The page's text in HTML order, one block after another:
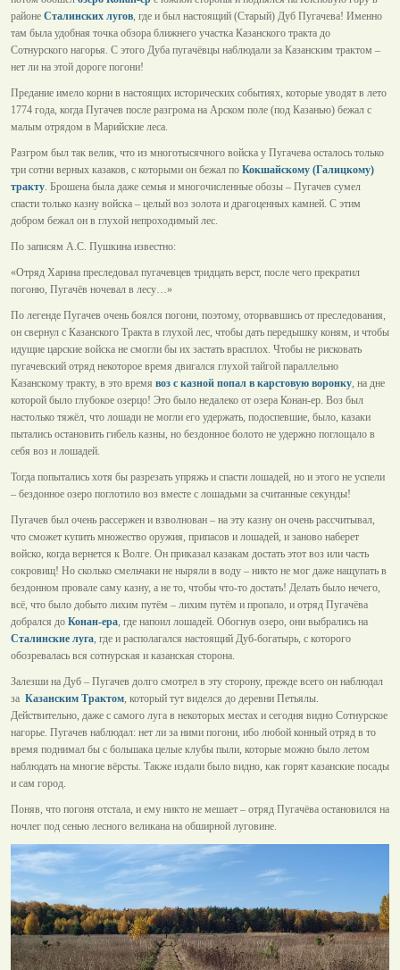
районе Сталинских лугов, где и был настоящий (Старый) Дуб Пугачева! Именно
там была удобная точка обзора ближнего участка Казанского тракта до
Сотнурского нагорья. С этого Дуба пугачёвцы наблюдали за Казанским трактом –
нет ли на этой дороге погони!
Предание имело корни в настоящих исторических событиях, которые уводят в лето
1774 года, когда Пугачев после разгрома на Арском поле (под Казанью) бежал с
малым отрядом в Марийские леса.
Разгром был так велик, что из многотысячного войска у Пугачева осталось только
три сотни верных казаков, с которыми он бежал по Кокшайскому (Галицкому)
тракту. Брошена была даже семья и многочисленные обозы – Пугачев сумел
спасти только казну войска – целый воз золота и драгоценных камней. С этим
добром бежал он в глухой непроходимый лес.
По записям А.С. Пушкина известно:
«Отряд Харина преследовал пугачевцев тридцать верст, после чего прекратил
погоню, Пугачёв ночевал в лесу…»
По легенде Пугачев очень боялся погони, поэтому, оторвавшись от преследования,
он свернул с Казанского Тракта в глухой лес, чтобы дать передышку коням, и чтобы
идущие царские войска не смогли бы их застать врасплох. Чтобы не рисковать
пугачевский отряд некоторое время двигался глухой тайгой параллельно
Казанскому тракту, в это время воз с казной попал в карстовую воронку, на дне
которой было глубокое озерцо! Это было недалеко от озера Конан-ер. Воз был
настолько тяжёл, что лошади не могли его удержать, подоспевшие, было, казаки
пытались остановить гибель казны, но бездонное болото не удержно поглощало в
себя воз и лошадей.
Тогда попытались хотя бы разрезать упряжь и спасти лошадей, но и этого не успели
– бездонное озеро поглотило воз вместе с лошадьми за считанные секунды!
Пугачев был очень рассержен и взволнован – на эту казну он очень рассчитывал,
что сможет купить множество оружия, припасов и лошадей, и заново наберет
войско, когда вернется к Волге. Он приказал казакам достать этот воз или часть
сокровищ! Но сколько смельчаки не ныряли в воду – никто не мог даже нащупать в
бездонном провале саму казну, а не то, чтобы что-то достать! Делать было нечего,
всё, что было добыто лихим путём – лихим путём и пропало, и отряд Пугачёва
добрался до Конан-ера, где напоил лошадей. Обогнув озеро, они выбрались на
Сталинские луга, где и располагался настоящий Дуб-богатырь, с которого
обозревалась вся сотнурская и казанская сторона.
Залезши на Дуб – Пугачев долго смотрел в эту сторону, прежде всего он наблюдал
за Казанским Трактом, который тут виделся до деревни Петьялы.
Действительно, даже с самого луга в некоторых местах и сегодня видно Сотнурское
нагорье. Пугачев наблюдал: нет ли за ними погони, ибо любой конный отряд в то
время поднимал бы с большака целые клубы пыли, которые можно было летом
наблюдать на многие вёрсты. Также издали было видно, как горят казанские посады
и сам город.
Поняв, что погоня отстала, и ему никто не мешает – отряд Пугачёва остановился на
ночлег под сенью лесного великана на обширной луговине.